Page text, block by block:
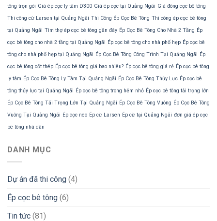
tông trọn gói Giá ép cọc ly tâm D300 Giá ép cọc tại Quảng Ngãi Giá đóng cọc bê tông
Thi công cừ Larsen tại Quảng Ngãi Thi Công Ép Cọc Bê Tông Thi công ép cọc bê tông
tại Quảng Ngãi Tìm thợ ép cọc bê tông gần đây Ép Cọc Bê Tông Cho Nhà 2 Tầng Ép
cọc bê tông cho nhà 2 tầng tại Quảng Ngãi Ép cọc bê tông cho nhà phố hẹp Ép cọc bê
tông cho nhà phố hẹp tại Quảng Ngãi Ép Cọc Bê Tông Công Trình Tại Quảng Ngãi Ép
cọc bê tông cốt thép Ép cọc bê tông giá bao nhiêu? Ép cọc bê tông giá rẻ Ép cọc bê tông
ly tâm Ép Cọc Bê Tông Ly Tâm Tại Quảng Ngãi Ép Cọc Bê Tông Thủy Lực Ép cọc bê
tông thủy lực tại Quảng Ngãi Ép cọc bê tông trong hẻm nhỏ Ép cọc bê tông tải trọng lớn
Ép Cọc Bê Tông Tải Trọng Lớn Tại Quảng Ngãi Ép Cọc Bê Tông Vuông Ép Cọc Bê Tông
Vuông Tại Quảng Ngãi Ép cọc neo Ép cừ Larsen Ép cừ tại Quảng Ngãi đơn giá ép cọc
bê tông nhà dân
DANH MỤC
Dự án đã thi công (4)
Ép cọc bê tông (6)
Tin tức (81)